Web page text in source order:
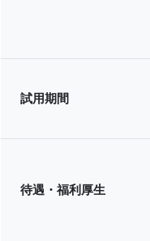
試用期間
待遇・福利厚生